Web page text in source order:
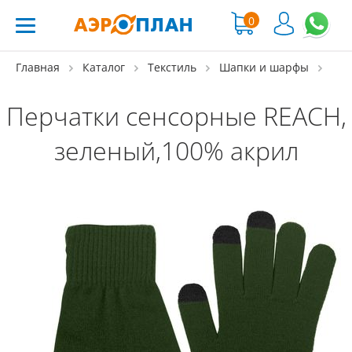
0
Главная Каталог Текстиль Шапки и шарфы
Перчатки сенсорные REACH,
зеленый,100% акрил